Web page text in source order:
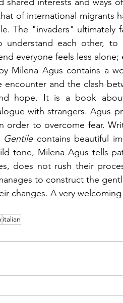
of international migrants
The "invaders"
understand each other, to
everyone feels less
Milena Agus contains a
encounter and the clash
hope. It is a book
with strangers. Agus
order to overcome fear.
Gentile contains beautiful
tone, Milena Agus tells
does not rush their
to construct the
changes. A very welcoming
italian